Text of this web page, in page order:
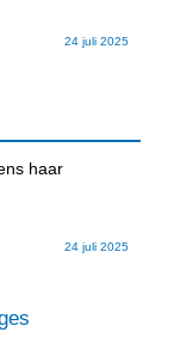
24 juli 2025
haar
24 juli 2025